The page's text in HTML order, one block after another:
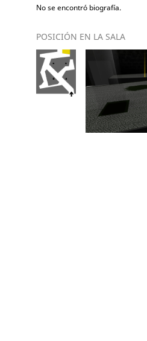
No se encontró biografía.
POSICIÓN EN LA SALA